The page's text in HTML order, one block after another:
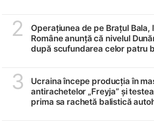
2
Operațiunea de pe Brațul Bala,
Române anunță că nivelul
după scufundarea celor patru
3
Ucraina începe producția în
antirachetelor „Freyja” și
prima sa rachetă balistică